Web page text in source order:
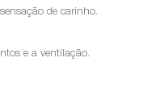
de carinho.
e a ventilação.